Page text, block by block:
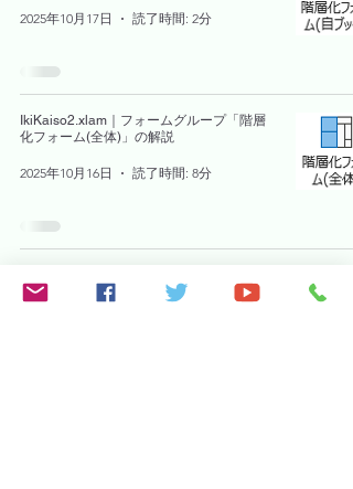
2025年10月17日 読了時間: 2分
IkiKaiso2.xlam｜フォームグループ「階層
化フォーム(全体)」の解説
2025年10月16日 読了時間: 8分
パーカラーパレット」の解説